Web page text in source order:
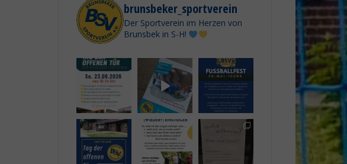
brunsbeker_sportverein
Der Sportverein im Herzen von
Brunsbek in S-H!